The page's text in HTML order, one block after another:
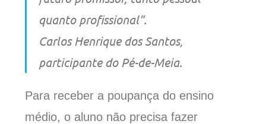
quanto profissional”.
Carlos Henrique dos Santos,
participante do Pé-de-Meia.
Para receber a poupança do ensino
médio, o aluno não precisa fazer